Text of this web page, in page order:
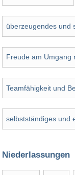
überzeugendes und
Freude am Umgang
Teamfähigkeit und
selbstständiges und
Niederlassungen